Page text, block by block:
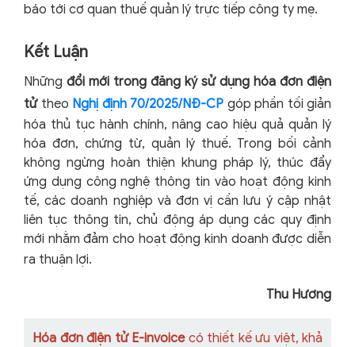
báo tới cơ quan thuế quản lý trực tiếp công ty mẹ.
Kết Luận
Những đổi mới trong đăng ký sử dụng hóa đơn điện
tửtheo Nghị định 70/2025/NĐ-CP góp phần tối giản
hóa thủ tục hành chính, nâng cao hiệu quả quản lý
hóa đơn, chứng từ, quản lý thuế. Trong bối cảnh
không ngừng hoàn thiện khung pháp lý, thúc đẩy
ứng dụng công nghệ thông tin vào hoạt động kinh
tế, các doanh nghiệp và đơn vị cần lưu ý cập nhật
liên tục thông tin, chủ động áp dụng các quy định
mới nhằm đảm cho hoạt động kinh doanh được diễn
ra thuận lợi.
Thu Hương
Hóa đơn điện tử E-invoicecó thiết kế ưu việt, khả